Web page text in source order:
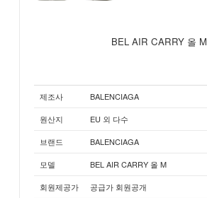
BEL AIR CARRY 올 M
제조사
BALENCIAGA
원산지
EU 외 다수
브랜드
BALENCIAGA
모델
BEL AIR CARRY 올 M
회원제공가
공급가 회원공개